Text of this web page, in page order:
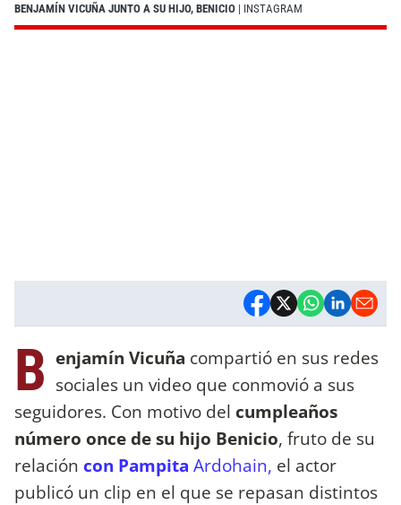
BENJAMÍN VICUÑA JUNTO A SU HIJO, BENICIO | INSTAGRAM
B enjamín Vicuña compartió en sus redes
sociales un video que conmovió a sus
seguidores. Con motivo del cumpleaños
número once de su hijo Benicio, fruto de su
relación con Pampita Ardohain, el actor
publicó un clip en el que se repasan distintos